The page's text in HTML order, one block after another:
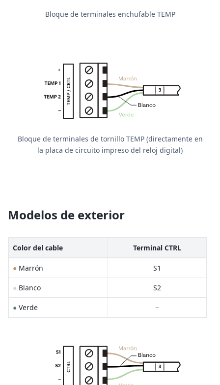
Bloque de terminales enchufable TEMP
Bloque de terminales de tornillo TEMP (directamente en
la placa de circuito impreso del reloj digital)
Modelos de exterior
Color del cable Terminal CTRL
● Marrón S1
● Blanco S2
● Verde −